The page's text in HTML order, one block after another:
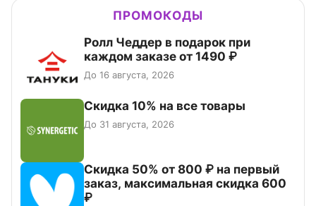
ПРОМОКОДЫ
Ролл Чеддер в подарок при
каждом заказе от 1490 ₽
До 16 августа, 2026
Скидка 10% на все товары
До 31 августа, 2026
Скидка 50% от 800 ₽ на первый
заказ, максимальная скидка 600
₽